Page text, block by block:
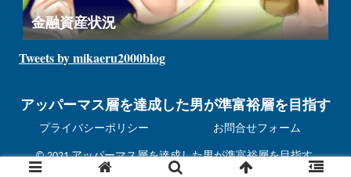
金融資産状況
Tweets by mikaeru2000blog
アッパーマス層を達成した男が準富裕層を目指す
プライバシーポリシー お問合せフォーム
© 2021 アッパーマス層を達成した男が準富裕層を目指す.